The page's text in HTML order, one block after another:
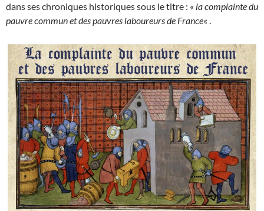
dans ses chroniques historiques sous le titre : « la complainte du
pauvre commun et des pauvres laboureurs de France« .